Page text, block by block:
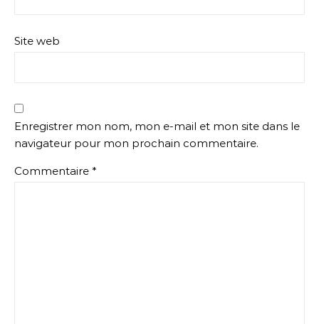
Site web
Enregistrer mon nom, mon e-mail et mon site dans le
navigateur pour mon prochain commentaire.
Commentaire *